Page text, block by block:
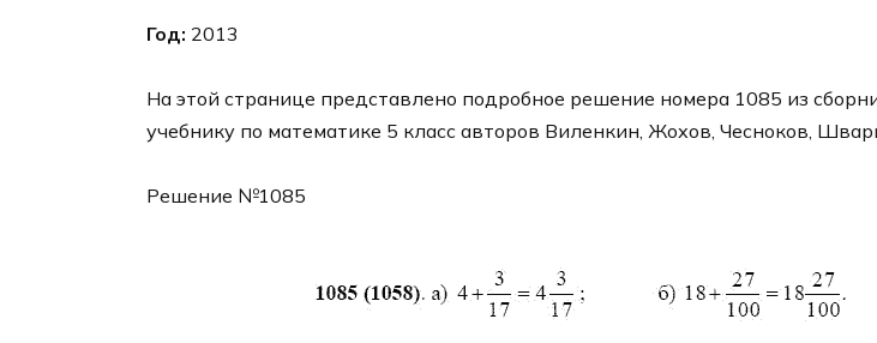
Год: 2013
На этой странице представлено подробное решение номера 1085 из
учебнику по математике 5 класс авторов Виленкин, Жохов, Чесноков,
Решение №1085